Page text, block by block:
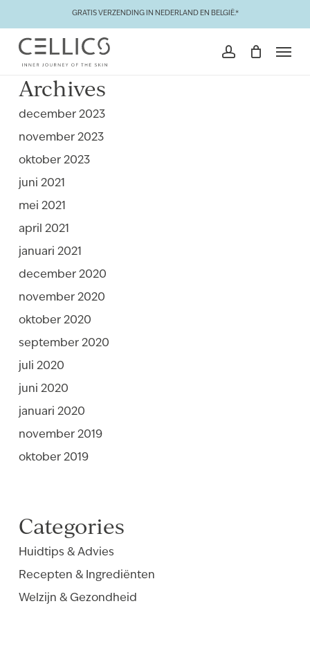
to
main
content
GRATIS VERZENDING IN NEDERLAND EN BELGIË.*
account
Menu
Close
Archives
december 2023
november 2023
oktober 2023
juni 2021
mei 2021
april 2021
januari 2021
december 2020
november 2020
oktober 2020
september 2020
juli 2020
juni 2020
januari 2020
november 2019
oktober 2019
Categories
Huidtips & Advies
Recepten & Ingrediënten
Welzijn & Gezondheid